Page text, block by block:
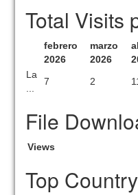
Total Visits
febrero
2026
marzo
2026
La
7 2
File
Views
Top